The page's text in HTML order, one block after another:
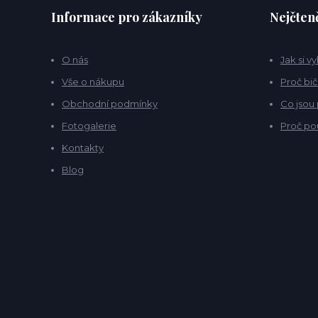
Informace pro zákazníky
O nás
Vše o nákupu
Obchodní podmínky
Fotogalerie
Kontakty
Blog
Jak si
Proč
Co
Proč